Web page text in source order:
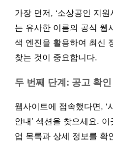
가장 먼저, ‘소상공인 지
는 유사한 이름의 공식 웹
색 엔진을 활용하여 최신
찾는 것이 중요합니다.
두 번째 단계: 공고 확인
웹사이트에 접속했다면, ‘
안내’ 섹션을 찾으세요.
업 목록과 상세 정보를 확